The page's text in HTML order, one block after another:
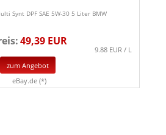
Synt DPF SAE 5W-30 5 Liter BMW
49,39 EUR
9.88 EUR / L
zum Angebot
eBay.de (*)